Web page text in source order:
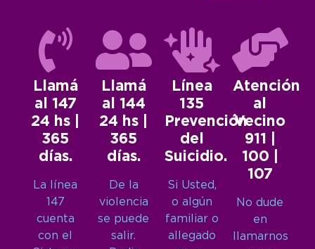
Llamá
al 147
24 hs |
365
días.
La línea
147
cuenta
con el
Llamá
al 144
24 hs |
365
días.
De la
violencia
se puede
salir.
Línea
135
Prevención
del
Suicidio.
Si Usted,
o algún
familiar o
allegado
Atención
al
Vecino
911 |
100 |
107
No dude
en
llamarnos